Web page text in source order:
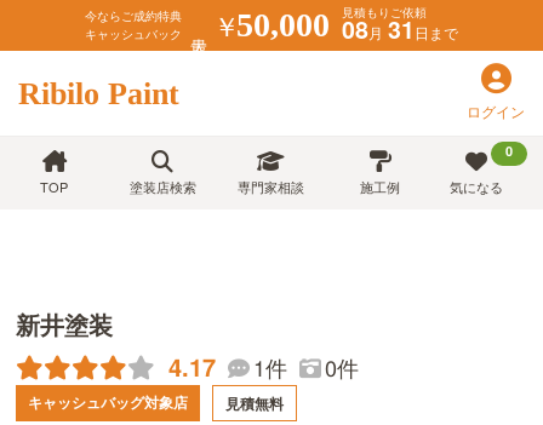
今ならご成約特典
キャッシュバック
￥50,000 見積もりご依頼
08月 31日まで
Ribilo Paint ログイン
TOP 塗装店検索 専門家相談 施工例
0
気になる
新井塗装
4.17 1件 0件
キャッシュバッグ対象店 見積無料